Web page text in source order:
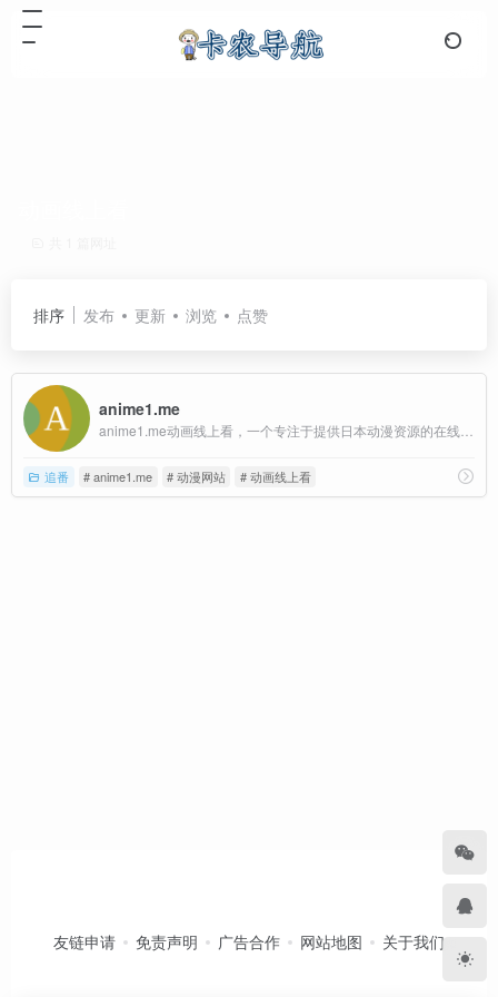
排序 发布 更新 浏览 点赞
anime1.me
追番 # anime1.me # 动漫网站 # 动画线上看
友链申请 免责声明 广告合作 网站地图 关于我们